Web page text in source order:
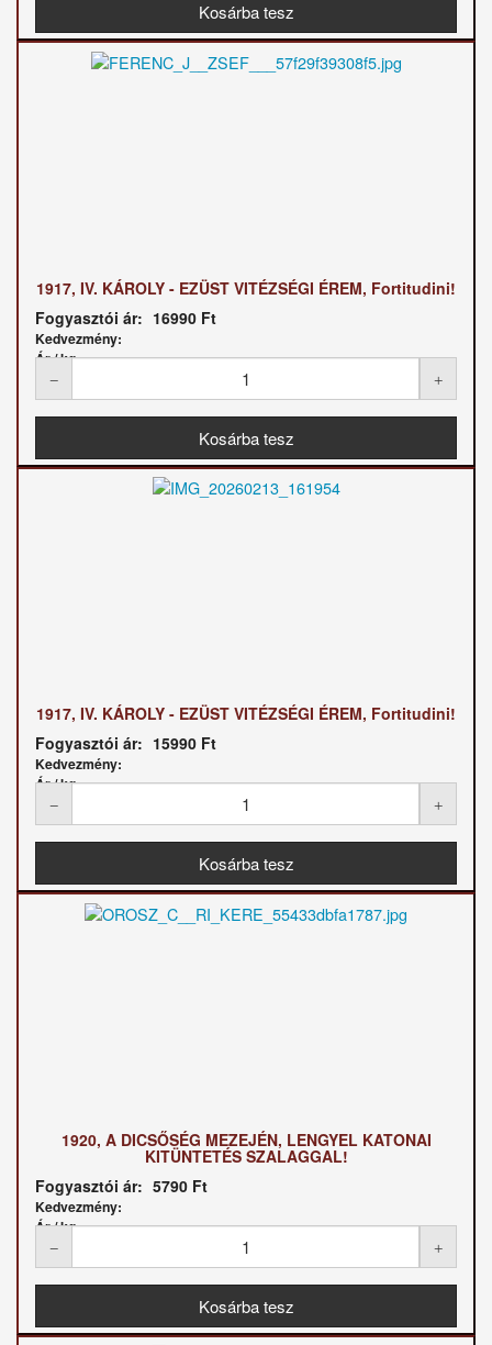
1917, IV. KÁROLY - EZÜST VITÉZSÉGI ÉREM, Fortitudini!
Fogyasztói ár: 16990 Ft
Kedvezmény:
Ár / kg:
1917, IV. KÁROLY - EZÜST VITÉZSÉGI ÉREM, Fortitudini!
Fogyasztói ár: 15990 Ft
Kedvezmény:
Ár / kg:
1920, A DICSŐSÉG MEZEJÉN, LENGYEL KATONAI
KITÜNTETÉS SZALAGGAL!
Fogyasztói ár: 5790 Ft
Kedvezmény:
Ár / kg: